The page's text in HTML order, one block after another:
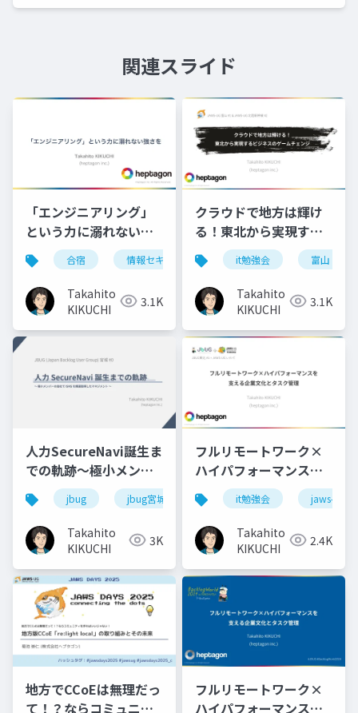
関連スライド
「エンジニアリング」
という力に溺れない強
さを＠社内合宿
(2023.11.09)
合宿 情報セキュリティ マネジメント
Takahito
KIKUCHI
3.1K
クラウドで地方は輝け
る！東北から実現する
ビジネスのゲームチェ
ンジ@JAWS-UG富山
#1 + JAWS-UG北陸新
幹線 #2 (2024.09.28)
it勉強会 富山
Takahito
KIKUCHI
3.1K
人力SecureNavi誕生ま
での軌跡〜極小メンバ
ーの会社でISMSを爆速
取得したマネジメン
ト〜 (JBUG宮城
#0@2023.03.14
jbug jbug宮城 isms セキュリティ
Takahito
KIKUCHI
3K
フルリモートワーク×
ハイパフォーマンスを
支える企業文化とタス
ク管理@JBUG東北#1 +
JAWS-UGいわて
(2024.10.19)
it勉強会 jaws-ug
Takahito
KIKUCHI
2.4K
地方でCCoEは無理だっ
て！？ならコミュニテ
フルリモートワーク×
ハイパフォーマンスを